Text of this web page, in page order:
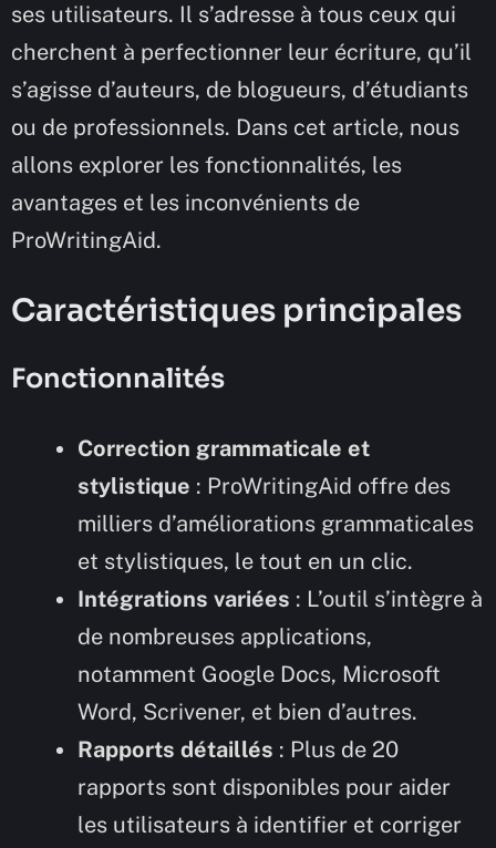
ses utilisateurs. Il s’adresse à tous ceux qui
cherchent à perfectionner leur écriture, qu’il
s’agisse d’auteurs, de blogueurs, d’étudiants
ou de professionnels. Dans cet article, nous
allons explorer les fonctionnalités, les
avantages et les inconvénients de
ProWritingAid.
Caractéristiques principales
Fonctionnalités
Correction grammaticale et
stylistique : ProWritingAid offre des
milliers d’améliorations grammaticales
et stylistiques, le tout en un clic.
Intégrations variées : L’outil s’intègre à
de nombreuses applications,
notamment Google Docs, Microsoft
Word, Scrivener, et bien d’autres.
Rapports détaillés : Plus de 20
rapports sont disponibles pour aider
les utilisateurs à identifier et corriger